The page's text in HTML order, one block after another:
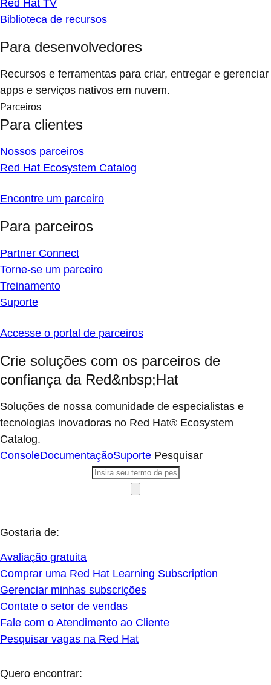
Red Hat TV
Biblioteca de recursos
Para desenvolvedores
Recursos e ferramentas para criar, entregar e gerenciar
apps e serviços nativos em nuvem.
Parceiros
Para clientes
Nossos parceiros
Red Hat Ecosystem Catalog
Encontre um parceiro
Para parceiros
Partner Connect
Torne-se um parceiro
Treinamento
Suporte
Accesse o portal de parceiros
Crie soluções com os parceiros de
confiança da Red&nbsp;Hat
Soluções de nossa comunidade de especialistas e
tecnologias inovadoras no Red Hat® Ecosystem
Catalog.
ConsoleDocumentaçãoSuporte Pesquisar
Gostaria de:
Avaliação gratuita
Comprar uma Red Hat Learning Subscription
Gerenciar minhas subscrições
Contate o setor de vendas
Fale com o Atendimento ao Cliente
Pesquisar vagas na Red Hat
Quero encontrar: